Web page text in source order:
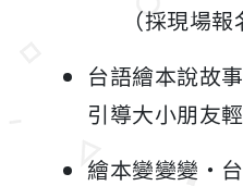
（採現場報
台語繪本說故
引導大小朋友
繪本變變變・